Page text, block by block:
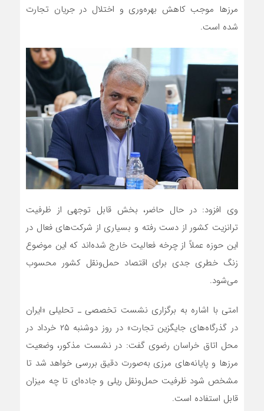
مرزها موجب کاهش بهره‌وری و اختلال در جریان تجارت
شده است.
وی افزود: در حال حاضر، بخش قابل توجهی از ظرفیت
ترانزیت کشور از دست رفته و بسیاری از شرکت‌های فعال در
این حوزه عملاً از چرخه فعالیت خارج شده‌اند که این موضوع
زنگ خطری جدی برای اقتصاد حمل‌ونقل کشور محسوب
می‌شود.
امتی با اشاره به برگزاری نشست تخصصی ـ تحلیلی «ایران
در گذرگاه‌های جایگزین تجارت» در روز دوشنبه ۲۵ خرداد در
محل اتاق خراسان رضوی گفت: در نشست مذکور، وضعیت
مرزها و پایانه‌های مرزی به‌صورت دقیق بررسی خواهد شد تا
مشخص شود ظرفیت حمل‌ونقل ریلی و جاده‌ای تا چه میزان
قابل استفاده است.